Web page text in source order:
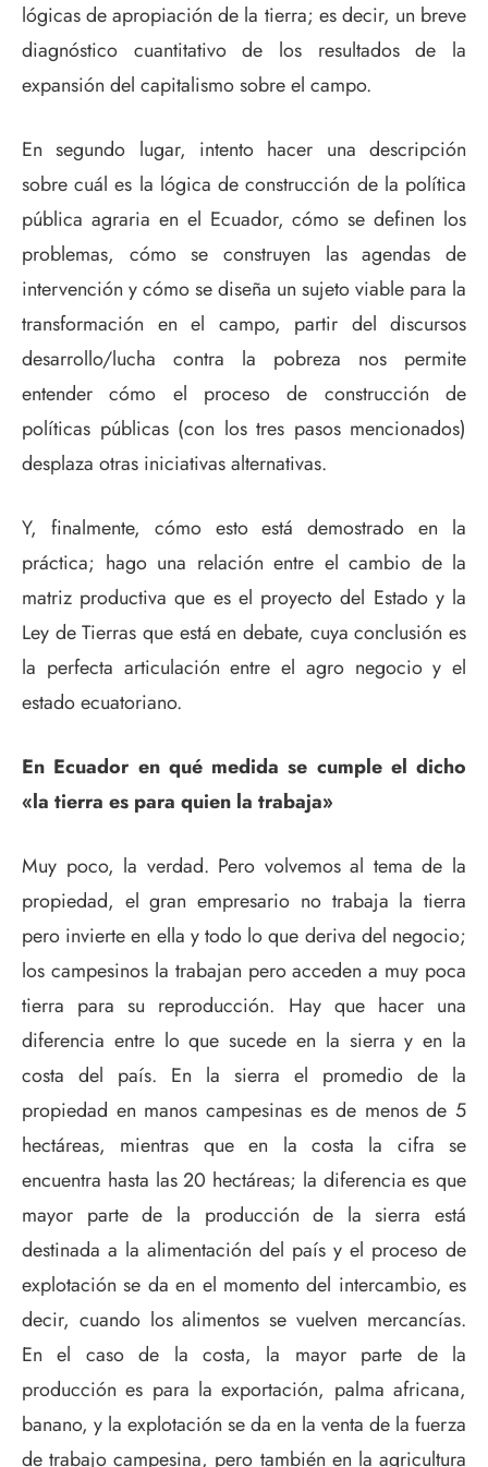
lógicas de apropiación de la tierra; es decir, un breve
diagnóstico cuantitativo de los resultados de la
expansión del capitalismo sobre el campo.
En segundo lugar, intento hacer una descripción
sobre cuál es la lógica de construcción de la política
pública agraria en el Ecuador, cómo se definen los
problemas, cómo se construyen las agendas de
intervención y cómo se diseña un sujeto viable para la
transformación en el campo, partir del discursos
desarrollo/lucha contra la pobreza nos permite
entender cómo el proceso de construcción de
políticas públicas (con los tres pasos mencionados)
desplaza otras iniciativas alternativas.
Y, finalmente, cómo esto está demostrado en la
práctica; hago una relación entre el cambio de la
matriz productiva que es el proyecto del Estado y la
Ley de Tierras que está en debate, cuya conclusión es
la perfecta articulación entre el agro negocio y el
estado ecuatoriano.
En Ecuador en qué medida se cumple el dicho
«la tierra es para quien la trabaja»
Muy poco, la verdad. Pero volvemos al tema de la
propiedad, el gran empresario no trabaja la tierra
pero invierte en ella y todo lo que deriva del negocio;
los campesinos la trabajan pero acceden a muy poca
tierra para su reproducción. Hay que hacer una
diferencia entre lo que sucede en la sierra y en la
costa del país. En la sierra el promedio de la
propiedad en manos campesinas es de menos de 5
hectáreas, mientras que en la costa la cifra se
encuentra hasta las 20 hectáreas; la diferencia es que
mayor parte de la producción de la sierra está
destinada a la alimentación del país y el proceso de
explotación se da en el momento del intercambio, es
decir, cuando los alimentos se vuelven mercancías.
En el caso de la costa, la mayor parte de la
producción es para la exportación, palma africana,
banano, y la explotación se da en la venta de la fuerza
de trabajo campesina, pero también en la agricultura